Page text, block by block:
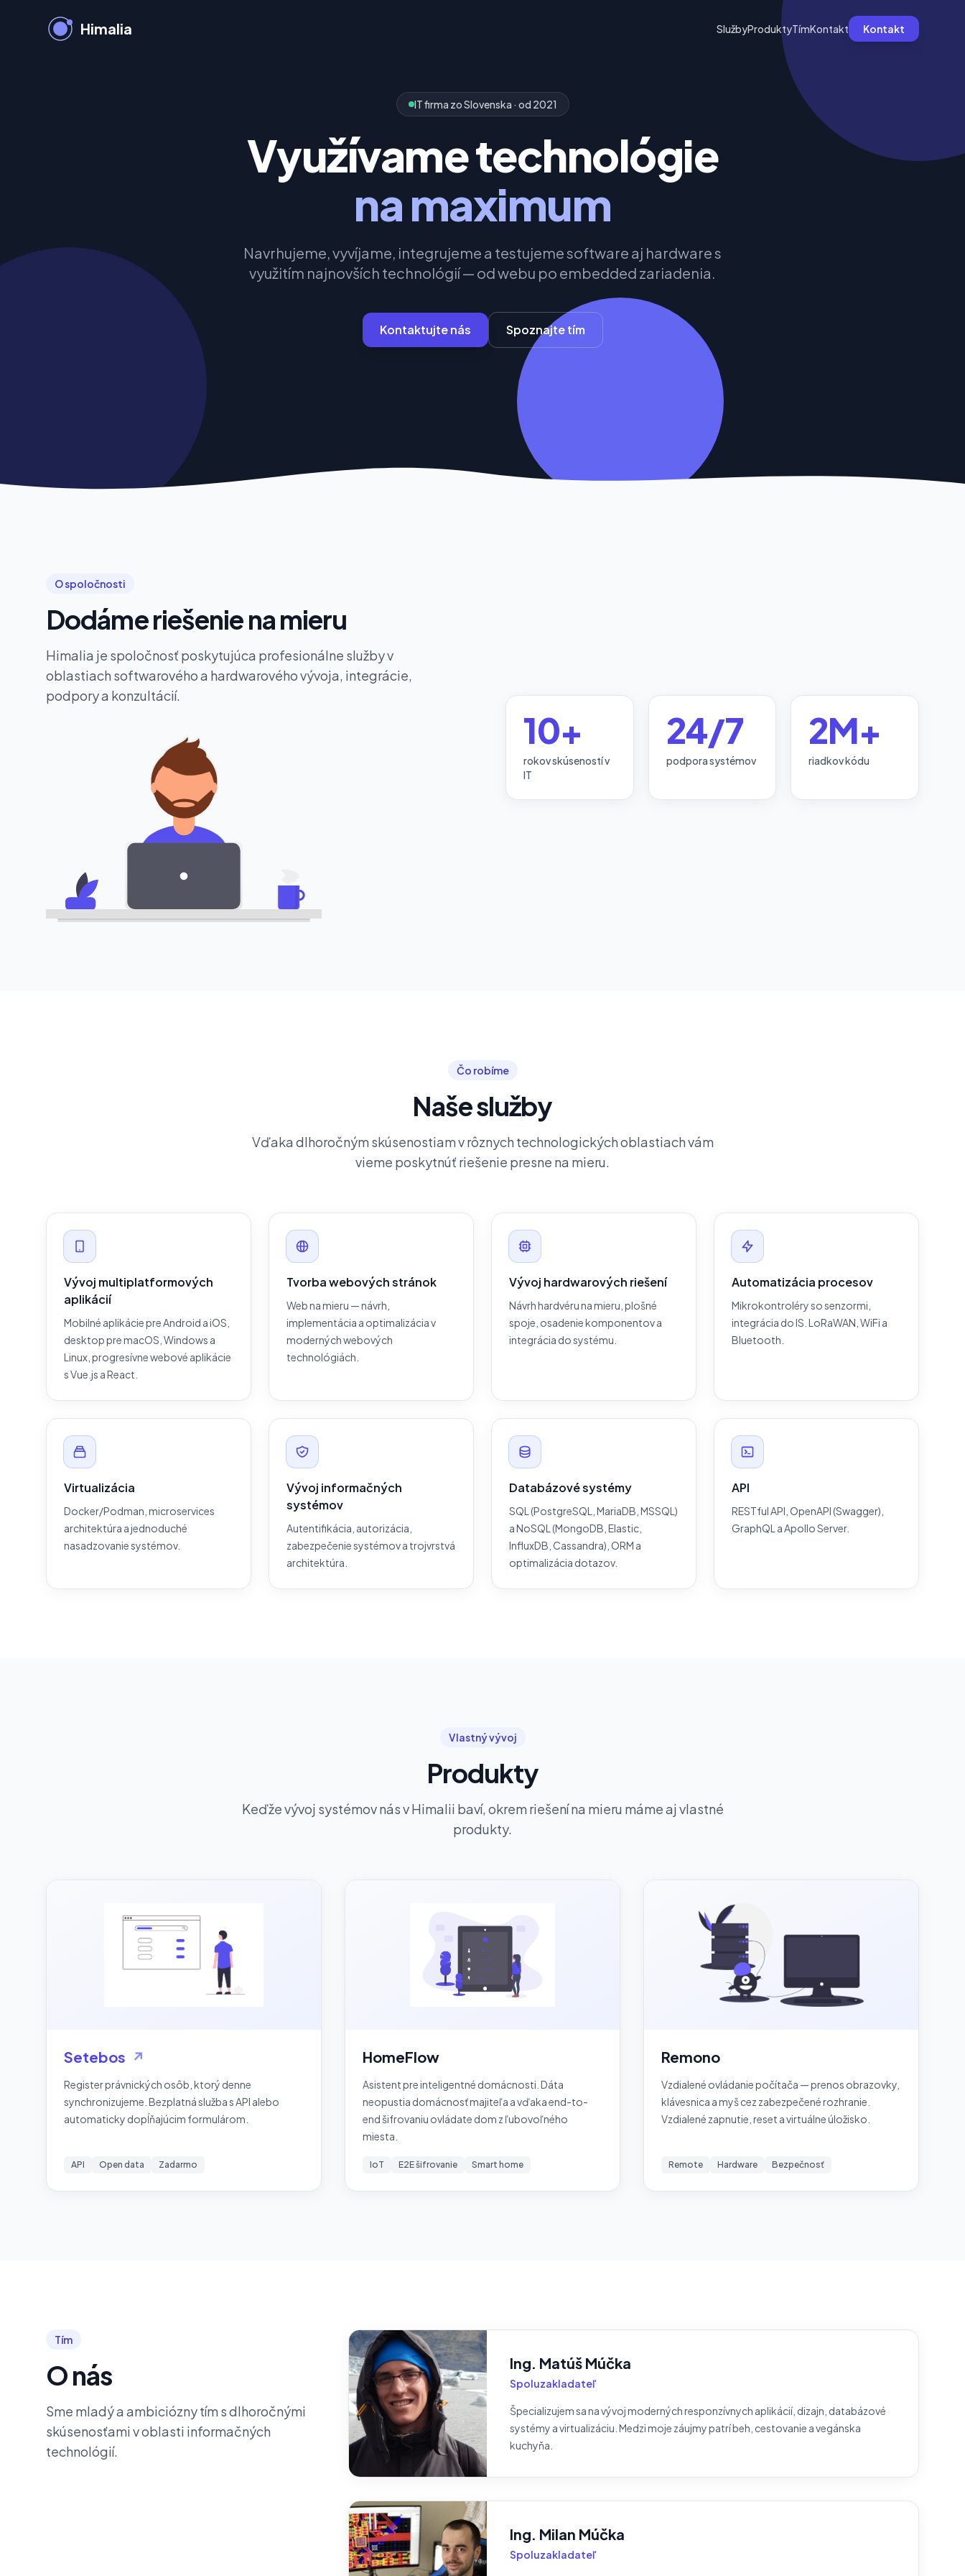
Himalia SlužbyProduktyTímKontakt Kontakt
IT firma zo Slovenska · od 2021
Využívame technológie
na maximum
Navrhujeme, vyvíjame, integrujeme a testujeme software aj hardware s
využitím najnovších technológií — od webu po embedded zariadenia.
Kontaktujte nás Spoznajte tím
O spoločnosti
Dodáme riešenie na mieru
Himalia je spoločnosť poskytujúca profesionálne služby v
oblastiach softwarového a hardwarového vývoja, integrácie,
podpory a konzultácií.
10+
rokov skúseností v
IT
24/7
podpora systémov
2M+
riadkov kódu
Čo robíme
Naše služby
Vďaka dlhoročným skúsenostiam v rôznych technologických oblastiach vám
vieme poskytnúť riešenie presne na mieru.
Vývoj multiplatformových
aplikácií
Mobilné aplikácie pre Android a iOS,
desktop pre macOS, Windows a
Linux, progresívne webové aplikácie
s Vue.js a React.
Tvorba webových stránok
Web na mieru — návrh,
implementácia a optimalizácia v
moderných webových
technológiách.
Vývoj hardwarových riešení
Návrh hardvéru na mieru, plošné
spoje, osadenie komponentov a
integrácia do systému.
Automatizácia procesov
Mikrokontroléry so senzormi,
integrácia do IS. LoRaWAN, WiFi a
Bluetooth.
Virtualizácia
Docker/Podman, microservices
architektúra a jednoduché
nasadzovanie systémov.
Vývoj informačných
systémov
Autentifikácia, autorizácia,
zabezpečenie systémov a trojvrstvá
architektúra.
Databázové systémy
SQL (PostgreSQL, MariaDB, MSSQL)
a NoSQL (MongoDB, Elastic,
InfluxDB, Cassandra), ORM a
optimalizácia dotazov.
API
RESTful API, OpenAPI (Swagger),
GraphQL a Apollo Server.
Vlastný vývoj
Produkty
Keďže vývoj systémov nás v Himalii baví, okrem riešení na mieru máme aj vlastné
produkty.
Setebos ↗
Register právnických osôb, ktorý denne
synchronizujeme. Bezplatná služba s API alebo
automaticky dopĺňajúcim formulárom.
API Open data Zadarmo
HomeFlow
Asistent pre inteligentné domácnosti. Dáta
neopustia domácnosť majiteľa a vďaka end-to-
end šifrovaniu ovládate dom z ľubovoľného
miesta.
IoT E2E šifrovanie Smart home
Remono
Vzdialené ovládanie počítača — prenos obrazovky,
klávesnica a myš cez zabezpečené rozhranie.
Vzdialené zapnutie, reset a virtuálne úložisko.
Remote Hardware Bezpečnosť
Tím
O nás
Sme mladý a ambiciózny tím s dlhoročnými
skúsenosťami v oblasti informačných
technológií.
Ing. Matúš Múčka
Spoluzakladateľ
Špecializujem sa na vývoj moderných responzívnych aplikácií, dizajn, databázové
systémy a virtualizáciu. Medzi moje záujmy patrí beh, cestovanie a vegánska
kuchyňa.
Ing. Milan Múčka
Spoluzakladateľ